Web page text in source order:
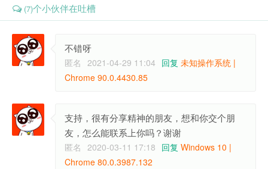
(7)个小伙伴在吐槽
不错呀
匿名 2021-04-29 11:04 回复 未知操作系统 |
Chrome 90.0.4430.85
支持，很有分享精神的朋友，想和你交个朋
友，怎么能联系上你吗？谢谢
匿名 2020-03-11 17:18 回复 Windows 10 |
Chrome 80.0.3987.132